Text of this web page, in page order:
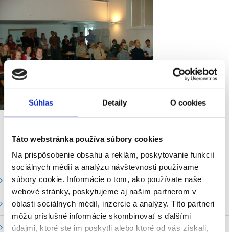
Súhlas Detaily O cookies
Táto webstránka používa súbory cookies
Na prispôsobenie obsahu a reklám, poskytovanie funkcií
sociálnych médií a analýzu návštevnosti používame
súbory cookie. Informácie o tom, ako používate naše
webové stránky, poskytujeme aj našim partnerom v
oblasti sociálnych médií, inzercie a analýzy. Títo partneri
môžu príslušné informácie skombinovať s ďalšími
údajmi, ktoré ste im poskytli alebo ktoré od vás získali,
Vodné stavy a prietoky SHMU
Stavy a prietoky SVP, š. p.
Mapový portál